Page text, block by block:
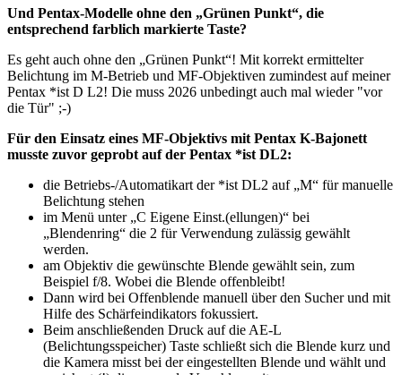
Und Pentax-Modelle ohne den „Grünen Punkt“, die
entsprechend farblich markierte Taste?
Es geht auch ohne den „Grünen Punkt“! Mit korrekt ermittelter
Belichtung im M-Betrieb und MF-Objektiven zumindest auf meiner
Pentax *ist D L2! Die muss 2026 unbedingt auch mal wieder "vor
die Tür" ;-)
Für den Einsatz eines MF-Objektivs mit Pentax K-Bajonett
musste zuvor geprobt auf der Pentax *ist DL2:
die Betriebs-/Automatikart der *ist DL2 auf „M“ für manuelle
Belichtung stehen
im Menü unter „C Eigene Einst.(ellungen)“ bei
„Blendenring“ die 2 für Verwendung zulässig gewählt
werden.
am Objektiv die gewünschte Blende gewählt sein, zum
Beispiel f/8. Wobei die Blende offenbleibt!
Dann wird bei Offenblende manuell über den Sucher und mit
Hilfe des Schärfeindikators fokussiert.
Beim anschließenden Druck auf die AE-L
(Belichtungsspeicher) Taste schließt sich die Blende kurz und
die Kamera misst bei der eingestellten Blende und wählt und